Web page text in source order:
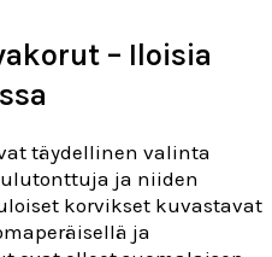
– Iloisia
täydellinen valinta
ja niiden
korvikset kuvastavat
ja